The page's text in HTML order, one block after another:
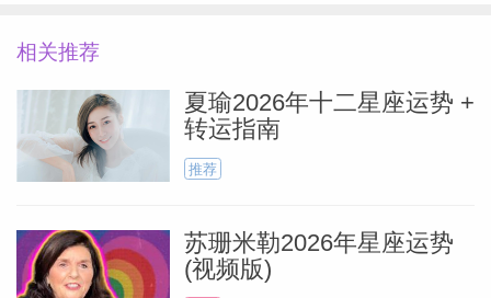
得不错。
情感的运势主要集中在上半个月，毫无疑
问，如果你有机会来一个短途旅行的话，结
果会是相当不错的。
综合运势
相关推荐
夏瑜2026年十二星座运势 +
转运指南
推荐
苏珊米勒2026年星座运势
(视频版)